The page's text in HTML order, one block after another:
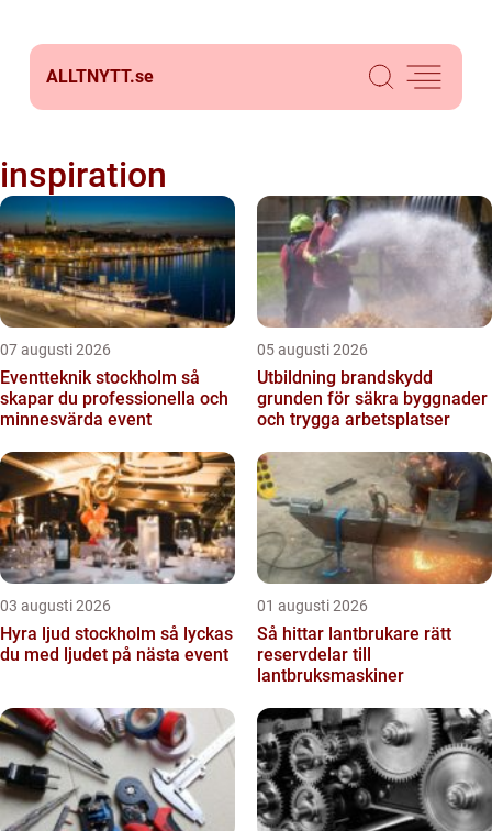
ALLTNYTT.se
inspiration
07 augusti 2026
Eventteknik stockholm så
skapar du professionella och
minnesvärda event
05 augusti 2026
Utbildning brandskydd
grunden för säkra byggnader
och trygga arbetsplatser
03 augusti 2026
Hyra ljud stockholm så lyckas
du med ljudet på nästa event
01 augusti 2026
Så hittar lantbrukare rätt
reservdelar till
lantbruksmaskiner